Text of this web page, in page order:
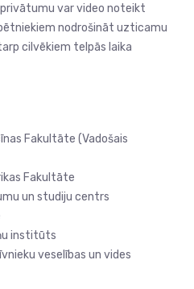
var video noteikt
nodrošināt uzticamu
cilvēkiem telpās laika
Fakultāte (Vadošais
Fakultāte
un studiju centrs
institūts
veselības un vides